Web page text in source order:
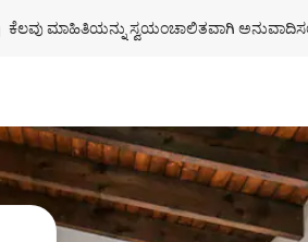
ಕೆಲವು ಮಾಹಿತಿಯನ್ನು ಸ್ವಯಂಚಾಲಿತವಾಗಿ